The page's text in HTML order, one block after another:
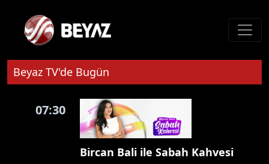
Beyaz TV'de Bugün
07:30
Bircan Bali ile Sabah Kahvesi